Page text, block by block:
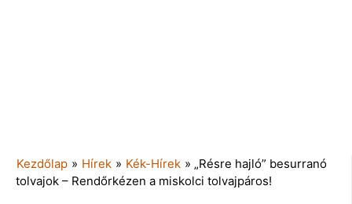
Kezdőlap » Hírek » Kék-Hírek » „Résre hajló” besurranó
tolvajok – Rendőrkézen a miskolci tolvajpáros!